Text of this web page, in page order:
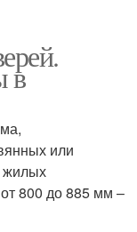
в
или
жилых
800 до 885 мм –